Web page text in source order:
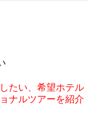
たい、希望ホテル
ナルツアーを紹介